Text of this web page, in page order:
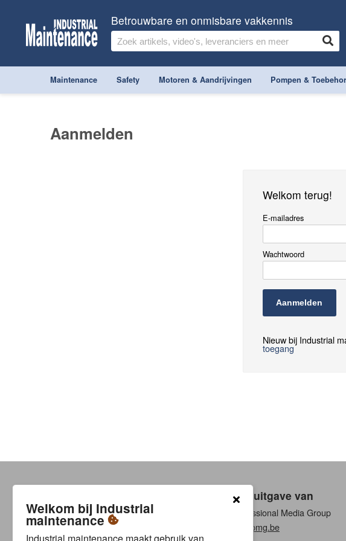
Betrouwbare en onmisbare vakkennis
Maintenance Safety Motoren & Aandrijvingen Pompen &
Aanmelden
Welkom terug!
E-mailadres
Wachtwoord
Aanmelden
Nieuw bij Industrial
toegang
Een uitgave van
Professional Media Group
www.pmg.be
Welkom bij Industrial
maintenance
Industrial maintenance maakt gebruik van